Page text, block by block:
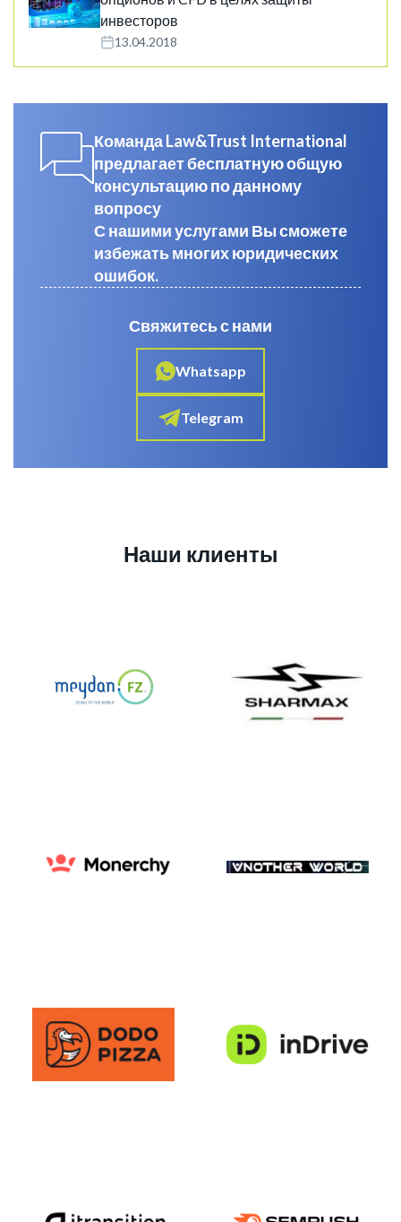
инвесторов
13.04.2018
Команда Law&Trust International
предлагает бесплатную общую
консультацию по данному
вопросу
С нашими услугами Вы сможете
избежать многих юридических
ошибок.
Свяжитесь с нами
Whatsapp
Telegram
Наши клиенты